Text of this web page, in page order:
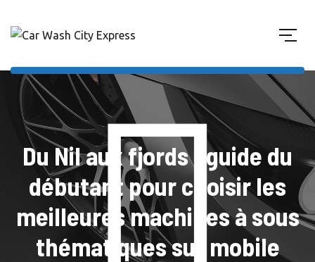
Du Nil aux fjords : guide du
débutant pour choisir les
meilleures machines à sous
thématiques sur mobile